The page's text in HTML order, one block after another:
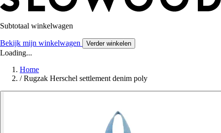
Subtotaal winkelwagen
Bekijk mijn winkelwagen Verder winkelen
Loading...
Home
/ Rugzak Herschel settlement denim poly